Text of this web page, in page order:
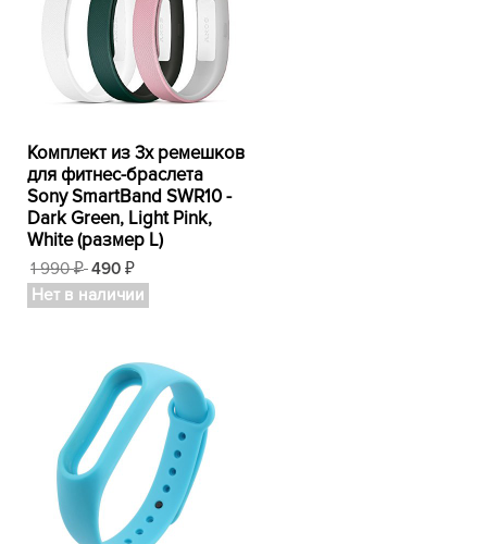
Комплект из 3х ремешков
для фитнес-браслета
Sony SmartBand SWR10 -
Dark Green, Light Pink,
White (размер L)
1 990₽ 490 ₽
Нет в наличии